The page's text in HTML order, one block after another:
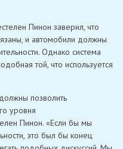
Пинон заверил, что
и автомобили должны
Однако система
той, что используется
позволить
уровня
Пинон. «Если бы мы
это был бы конец